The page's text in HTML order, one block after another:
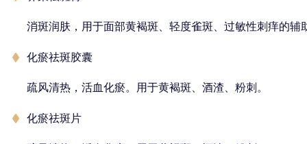
消斑润肤，用于面部黄褐斑、轻度雀斑、过敏性刺痒的辅
化瘀祛斑胶囊
疏风清热，活血化瘀。用于黄褐斑、酒渣、粉刺。
化瘀祛斑片